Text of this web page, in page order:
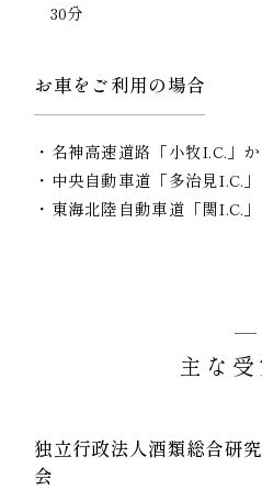
30分
お車をご利用の場合
名神高速道路「小牧I.C.」
中央自動車道「多治見I.C.
東海北陸自動車道「関I.C.
主な
独立行政法人酒類総合研
会